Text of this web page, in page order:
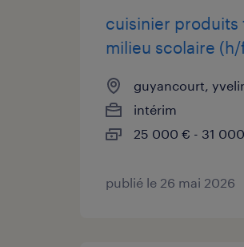
cuisinier produits
milieu scolaire
guyancourt,
intérim
25 000 € - 31
publié le 26 mai 2026